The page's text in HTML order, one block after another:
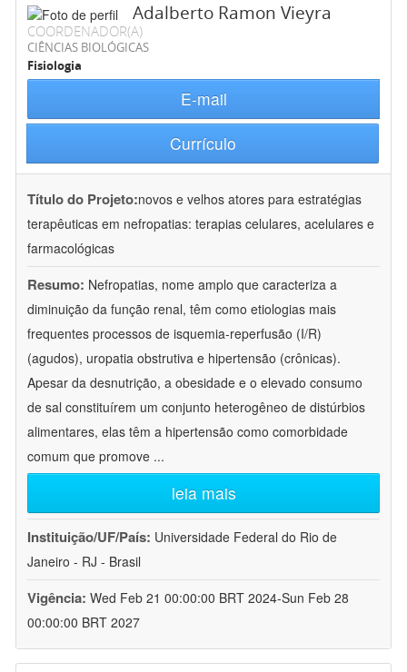
Adalberto Ramon Vieyra
COORDENADOR(A)
CIÊNCIAS BIOLÓGICAS
Fisiologia
E-mail
Currículo
Título do Projeto:novos e velhos atores para estratégias
terapêuticas em nefropatias: terapias celulares, acelulares e
farmacológicas
Resumo: Nefropatias, nome amplo que caracteriza a
diminuição da função renal, têm como etiologias mais
frequentes processos de isquemia-reperfusão (I/R)
(agudos), uropatia obstrutiva e hipertensão (crônicas).
Apesar da desnutrição, a obesidade e o elevado consumo
de sal constituírem um conjunto heterogêneo de distúrbios
alimentares, elas têm a hipertensão como comorbidade
comum que promove ...
leia mais
Instituição/UF/País: Universidade Federal do Rio de
Janeiro - RJ - Brasil
Vigência: Wed Feb 21 00:00:00 BRT 2024-Sun Feb 28
00:00:00 BRT 2027